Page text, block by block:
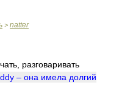
> natter
разговаривать
– она имела долгий